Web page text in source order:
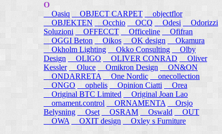
O
Oasiq
OBJECT CARPET
objectflor
OBJEKTEN
Occhio OCQ Odesi
Odorizzi
Soluzioni
OFFECCT Officeline
Ofifran
OGGI Beton
Oikos OK design
Okamura
Okholm Lighting
Okko Consulting
Olby
Design
OLIGO OLIVER CONRAD
Oliver
Kessler
Oluce Omikron Design
ON&ON
ONDARRETA
One Nordic
onecollection
ONGO
ophelis Opinion Ciatti
Orea
Original BTC Limited
Original Joan Lao
ornament.control
ORNAMENTA
Orsjo
Belysning
Oset OSRAM Oswald
OUT
OWA
OXIT design Oxley s Furniture